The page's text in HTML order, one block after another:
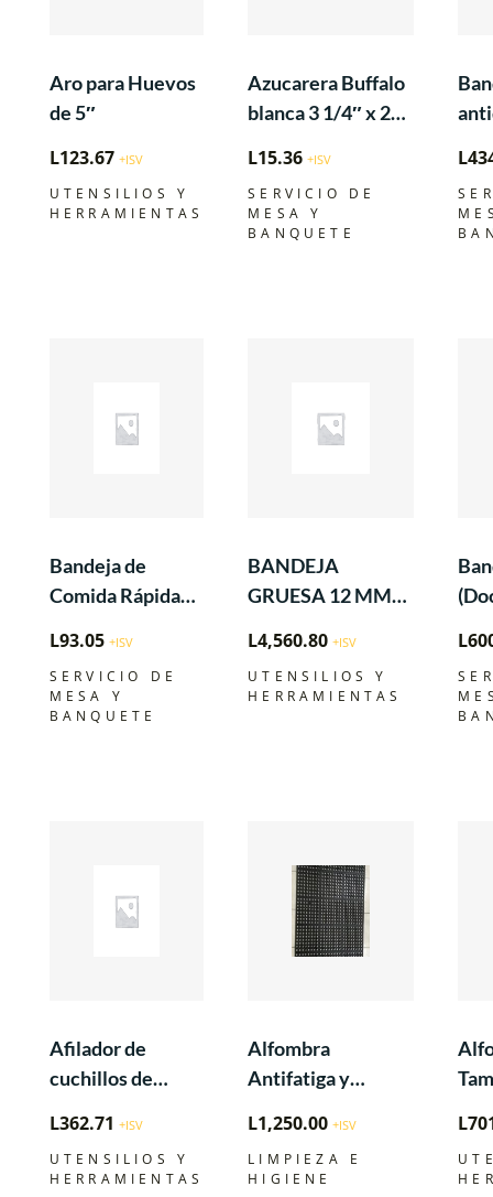
Aro para Huevos
de 5″
L123.67 +ISV
UTENSILIOS Y
HERRAMIENTAS
Azucarera Buffalo
blanca 3 1/4″ x 2
L15.36 +ISV
SERVICIO DE
MESA Y
BANQUETE
18″
L
Bandeja de
Comida Rápida
de 12″x16-1/4″
Negro
L93.05 +ISV
SERVICIO DE
MESA Y
BANQUETE
BANDEJA
GRUESA 12 MM
CON DOBLE
SUPERFICIE: LISA
L4,560.80 +ISV
UTENSILIOS Y
HERRAMIENTAS
L
Afilador de
cuchillos de
L362.71 +ISV
UTENSILIOS Y
HERRAMIENTAS
Alfombra
Antifatiga y
de 3’x5’x3/4″
L1,250.00 +ISV
LIMPIEZA E
HIGIENE
L